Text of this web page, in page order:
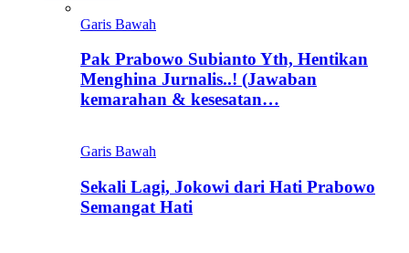
Garis Bawah
Pak Prabowo Subianto Yth, Hentikan
Menghina Jurnalis..! (Jawaban
kemarahan & kesesatan…
Garis Bawah
Sekali Lagi, Jokowi dari Hati Prabowo
Semangat Hati